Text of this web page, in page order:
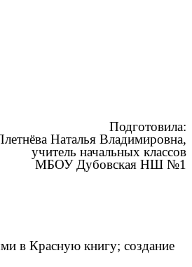
Подготовила:
Наталья Владимировна,
учитель начальных классов
МБОУ Дубовская НШ №1
в Красную книгу; создание